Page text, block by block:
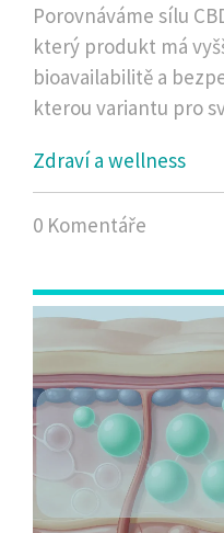
Porovnáváme sílu
který produkt má
bioavailabilitě a
kterou variantu pro
Zdraví a wellness
0 Komentáře